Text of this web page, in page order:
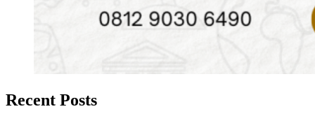
Recent Posts